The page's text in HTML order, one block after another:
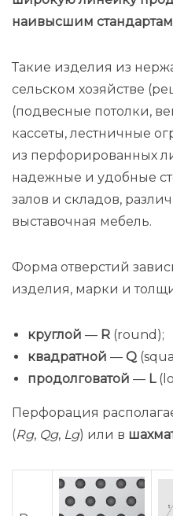
наивысшим стандартам
Такие изделия из
сельском хозяйстве
(подвесные потолки,
кассеты, лестничные
из перфорированных
надежные и удобные
залов и складов,
выставочная мебель.
Форма отверстий
изделия, марки и
круглой — R (round);
квадратной — Q
продолговатой — L
Перфорация
(Rg, Qg, Lg) или в